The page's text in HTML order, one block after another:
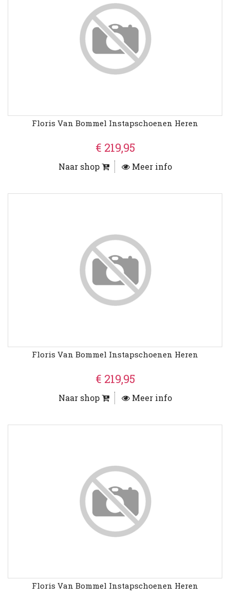
Floris Van Bommel Instapschoenen Heren
€ 219,95
Naar shop Meer info
Floris Van Bommel Instapschoenen Heren
€ 219,95
Naar shop Meer info
Floris Van Bommel Instapschoenen Heren